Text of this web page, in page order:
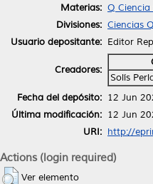
Materias: Q
Divisiones: Ciencias
Usuario depositante: Editor
Creadores:
Solís
Fecha del depósito: 12 Jun
Última modificación: 12 Jun
URI: http://
Actions (login required)
Ver elemento